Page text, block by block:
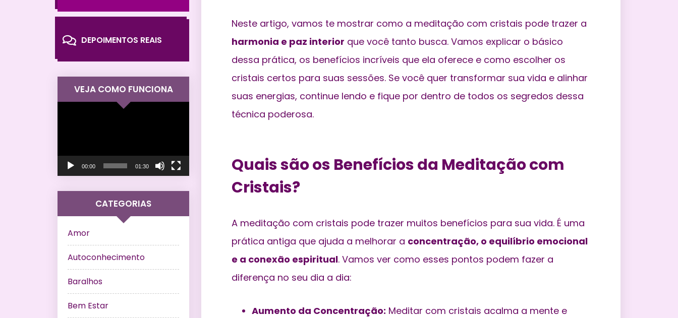
Neste artigo, vamos te mostrar como a meditação com cristais pode trazer a
harmonia e paz interior que você tanto busca. Vamos explicar o básico
dessa prática, os benefícios incríveis que ela oferece e como escolher os
cristais certos para suas sessões. Se você quer transformar sua vida e alinhar
suas energias, continue lendo e fique por dentro de todos os segredos dessa
técnica poderosa.
Quais são os Benefícios da Meditação com
Cristais?
A meditação com cristais pode trazer muitos benefícios para sua vida. É uma
prática antiga que ajuda a melhorar a concentração, o equilíbrio emocional
e a conexão espiritual. Vamos ver como esses pontos podem fazer a
diferença no seu dia a dia:
Aumento da Concentração: Meditar com cristais acalma a mente e
DEPOIMENTOS REAIS
VEJA COMO FUNCIONA
00:00 01:30
CATEGORIAS
Amor
Autoconhecimento
Baralhos
Bem Estar